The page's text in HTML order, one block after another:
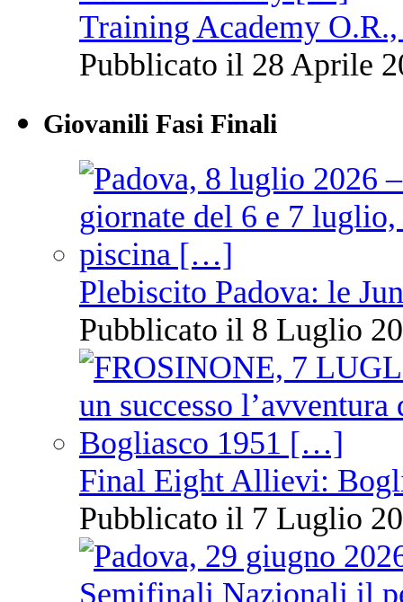
Training Academy
Pubblicato il 28 Aprile
Giovanili Fasi Finali
Plebiscito Padova: le
Pubblicato il 8 Luglio
Final Eight Allievi:
Pubblicato il 7 Luglio